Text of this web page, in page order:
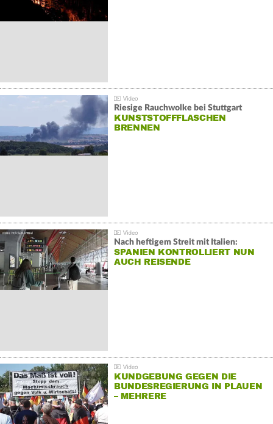
Riesige Rauchwolke bei Stuttgart
KUNSTSTOFFFLASCHEN
BRENNEN
Nach heftigem Streit mit Italien:
SPANIEN KONTROLLIERT NUN
AUCH REISENDE
KUNDGEBUNG GEGEN DIE
BUNDESREGIERUNG IN PLAUEN
– MEHRERE